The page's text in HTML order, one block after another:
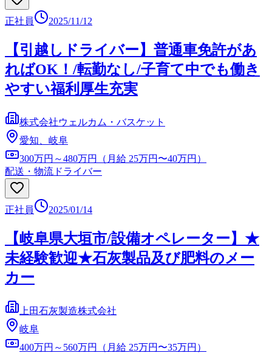
正社員 2025/11/12
【引越しドライバー】普通車免許があ
ればOK！/転勤なし/子育て中でも働き
やすい福利厚生充実
株式会社ウェルカム・バスケット
愛知、岐阜
300万円～480万円（月給 25万円〜40万円）
配送・物流ドライバー
正社員 2025/01/14
【岐阜県大垣市/設備オペレーター】★
未経験歓迎★石灰製品及び肥料のメー
カー
上田石灰製造株式会社
岐阜
400万円～560万円（月給 25万円〜35万円）